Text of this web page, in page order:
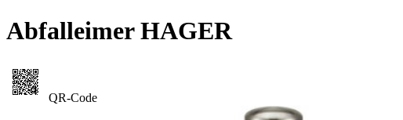
Abfalleimer HAGER
QR-Code